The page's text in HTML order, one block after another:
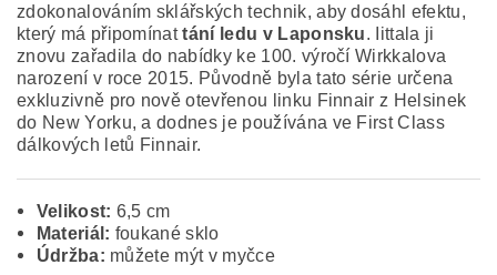
zdokonalováním sklářských technik, aby dosáhl efektu,
který má připomínattání ledu v Laponsku. Iittala ji
znovu zařadila do nabídky ke 100. výročí Wirkkalova
narození v roce 2015. Původně byla tato série určena
exkluzivně pro nově otevřenou linku Finnair z Helsinek
do New Yorku, a dodnes je používána ve First Class
dálkových letů Finnair.
Velikost: 6,5 cm
Materiál: foukané sklo
Údržba: můžete mýt v myčce